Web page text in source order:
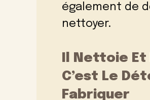
également de
nettoyer.
Il Nettoie
C’est Le
Fabriquer